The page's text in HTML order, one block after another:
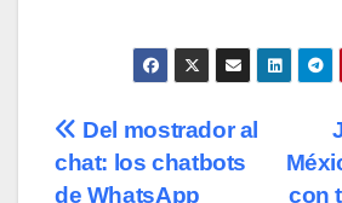
Navegación
de
con
Del mostrador al
chat: los chatbots
de WhatsApp